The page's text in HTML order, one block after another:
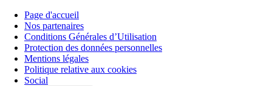
Page d'accueil
Nos partenaires
Conditions Générales d’Utilisation
Protection des données personnelles
Mentions légales
Politique relative aux cookies
Social